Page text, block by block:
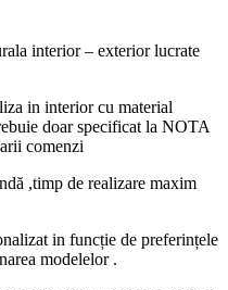
interior – exterior lucrate
in interior cu material
doar specificat la NOTA
comenzi
,timp de realizare maxim
in funcție de preferințele
modelelor .